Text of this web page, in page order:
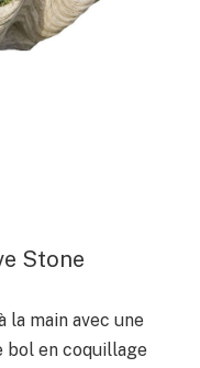
Stone
la main avec une
bol en coquillage